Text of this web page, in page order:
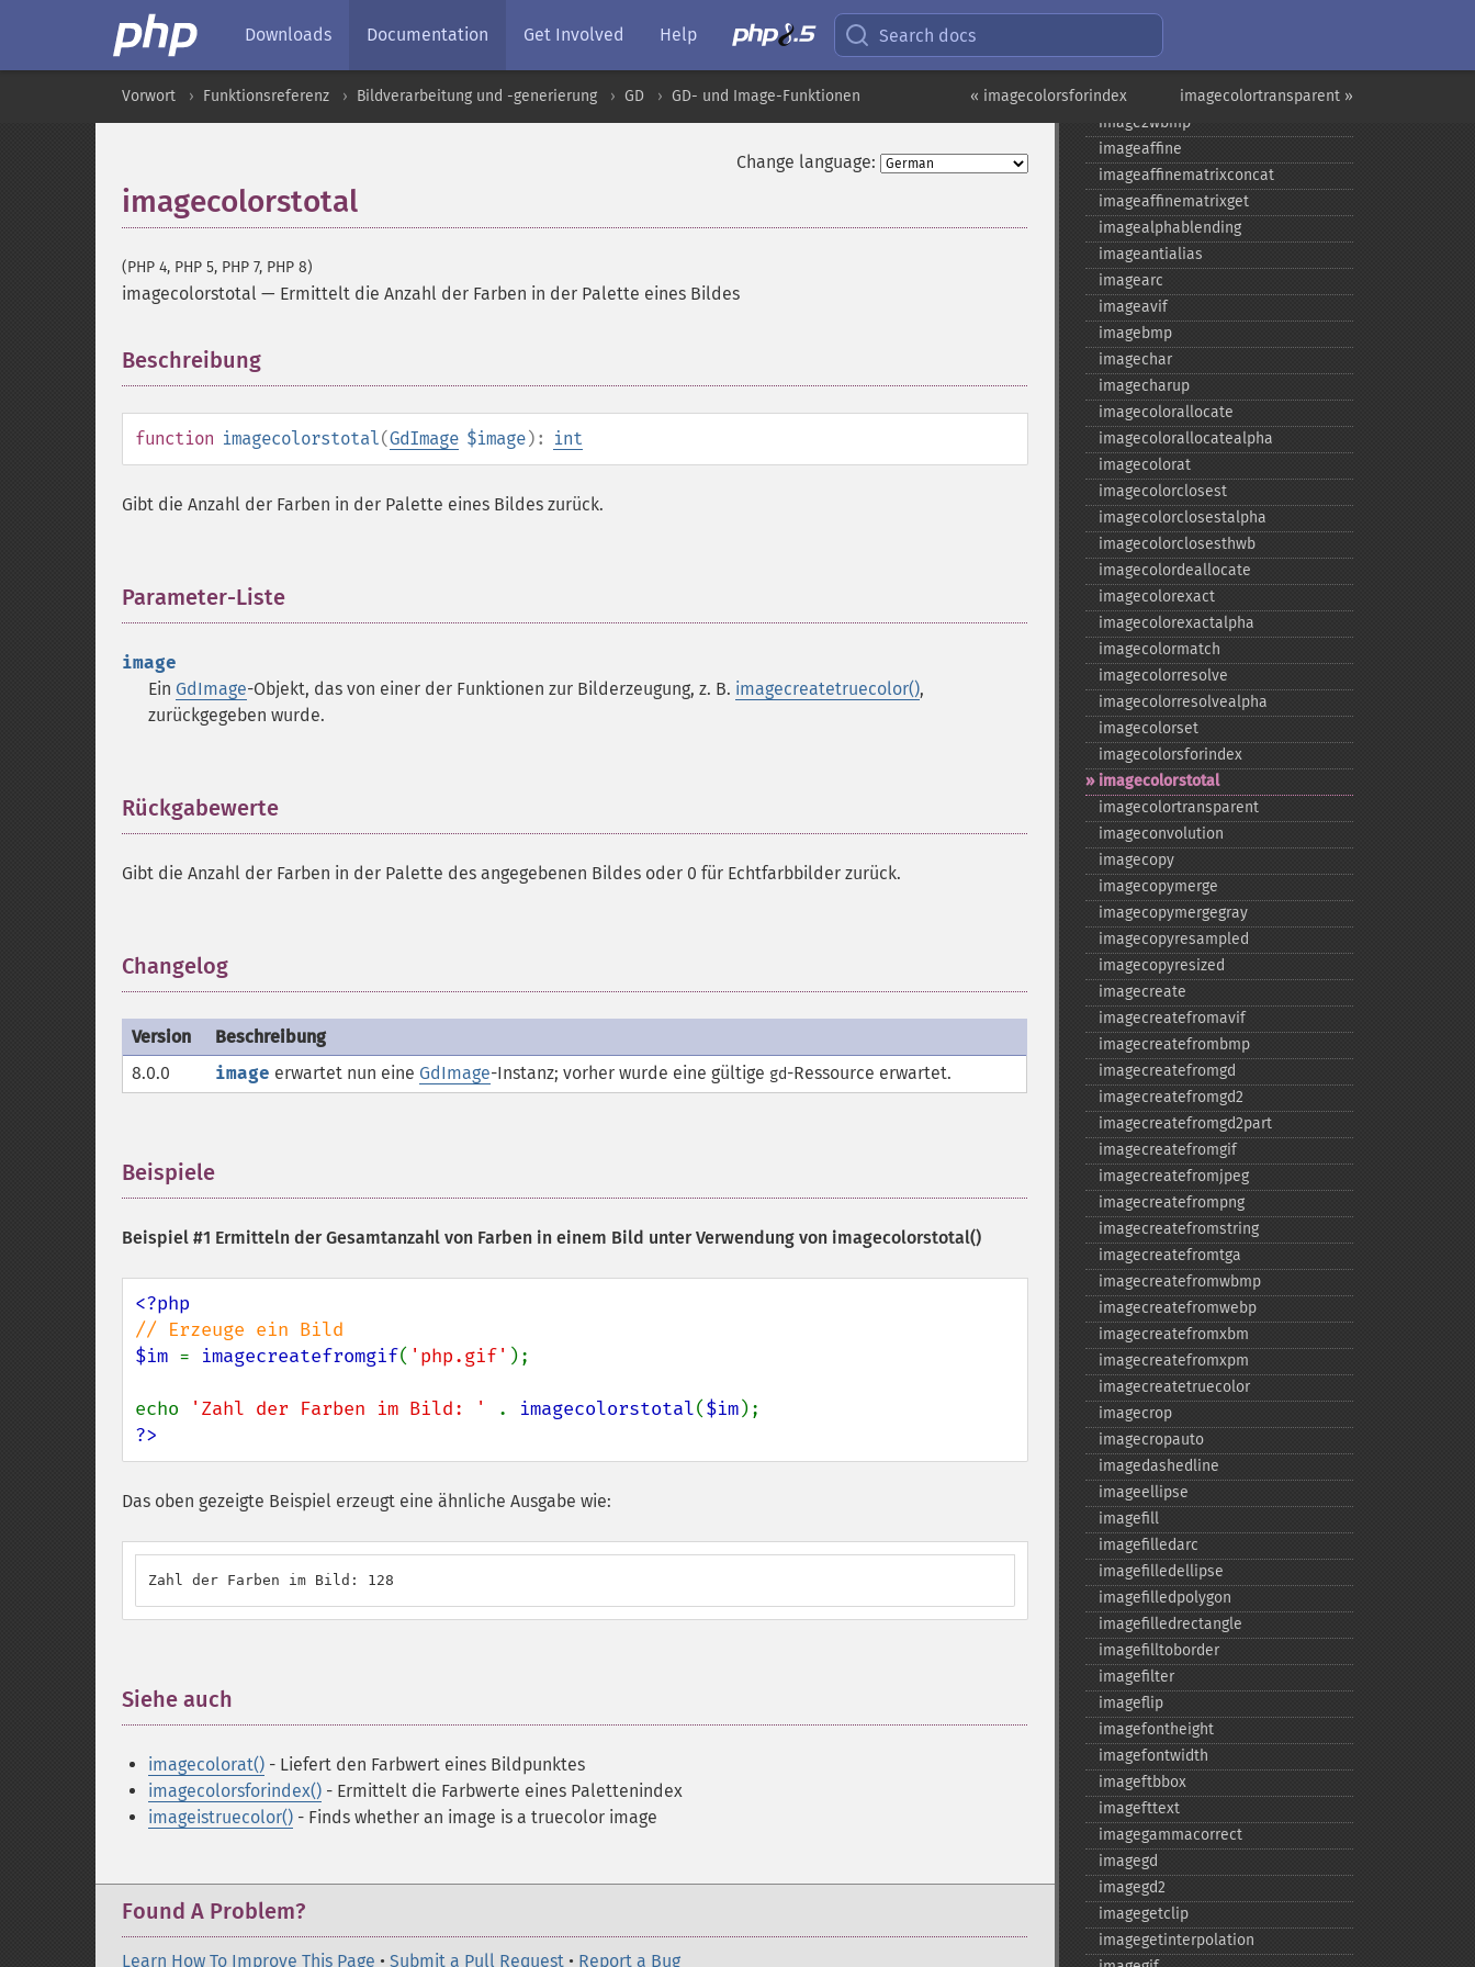
Downloads Documentation Get Involved Help Search docs
imagecolortransparent »
« imagecolorsforindex
Vorwort Funktionsreferenz Bildverarbeitung und -generierung GD GD- und Image-Funktionen
Change language:
imagecolorstotal
(PHP 4, PHP 5, PHP 7, PHP 8)
imagecolorstotal — Ermittelt die Anzahl der Farben in der Palette eines Bildes
Beschreibung
function imagecolorstotal(GdImage $image): int
Gibt die Anzahl der Farben in der Palette eines Bildes zurück.
Parameter-Liste
image
Ein GdImage-Objekt, das von einer der Funktionen zur Bilderzeugung, z. B. imagecreatetruecolor(),
zurückgegeben wurde.
Rückgabewerte
Gibt die Anzahl der Farben in der Palette des angegebenen Bildes oder 0 für Echtfarbbilder zurück.
Changelog
Version
Beschreibung
8.0.0
image erwartet nun eine GdImage-Instanz; vorher wurde eine gültige gd-Ressource erwartet.
Beispiele
Beispiel #1 Ermitteln der Gesamtanzahl von Farben in einem Bild unter Verwendung von imagecolorstotal()
$im = imagecreatefromgif( 'php.gif' );
echo 'Zahl der Farben im Bild: ' . imagecolorstotal($im
?>
Das oben gezeigte Beispiel erzeugt eine ähnliche Ausgabe wie:
Zahl der Farben im Bild: 128
Siehe auch
imagecolorat() - Liefert den Farbwert eines Bildpunktes
imagecolorsforindex() - Ermittelt die Farbwerte eines Palettenindex
imageistruecolor() - Finds whether an image is a truecolor image
Found A Problem?
Learn How To Improve This Page • Submit a Pull Request • Report a Bug
getimagesize
image_​type_​to_​extension
image_​type_​to_​mime_​type
image2wbmp
imageaffine
imageaffinematrixconcat
imageaffinematrixget
imagealphablending
imageantialias
imagearc
imageavif
imagebmp
imagechar
imagecharup
imagecolorallocate
imagecolorallocatealpha
imagecolorat
imagecolorclosest
imagecolorclosestalpha
imagecolorclosesthwb
imagecolordeallocate
imagecolorexact
imagecolorexactalpha
imagecolormatch
imagecolorresolve
imagecolorresolvealpha
imagecolorset
imagecolorsforindex
imagecolorstotal
imagecolortransparent
imageconvolution
imagecopy
imagecopymerge
imagecopymergegray
imagecopyresampled
imagecopyresized
imagecreate
imagecreatefromavif
imagecreatefrombmp
imagecreatefromgd
imagecreatefromgd2
imagecreatefromgd2part
imagecreatefromgif
imagecreatefromjpeg
imagecreatefrompng
imagecreatefromstring
imagecreatefromtga
imagecreatefromwbmp
imagecreatefromwebp
imagecreatefromxbm
imagecreatefromxpm
imagecreatetruecolor
imagecrop
imagecropauto
imagedashedline
imageellipse
imagefill
imagefilledarc
imagefilledellipse
imagefilledpolygon
imagefilledrectangle
imagefilltoborder
imagefilter
imageflip
imagefontheight
imagefontwidth
imageftbbox
imagefttext
imagegammacorrect
imagegd
imagegd2
imagegetclip
imagegetinterpolation